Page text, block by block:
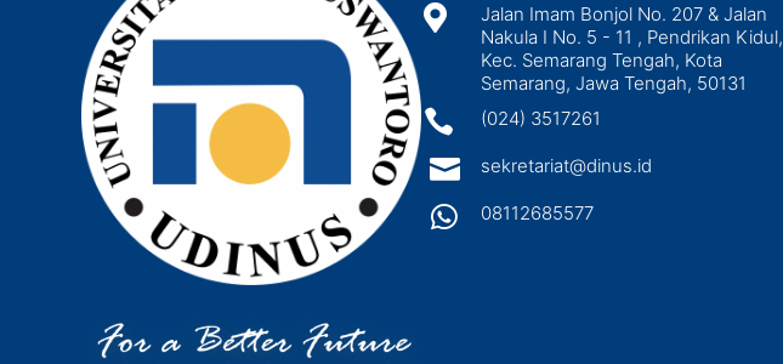

Jalan Imam Bonjol No. 207 & Jalan
Nakula I No. 5 - 11 , Pendrikan Kidul,
Kec. Semarang Tengah, Kota
Semarang, Jawa Tengah, 50131
 (024) 3517261
 sekretariat@dinus.id
 08112685577